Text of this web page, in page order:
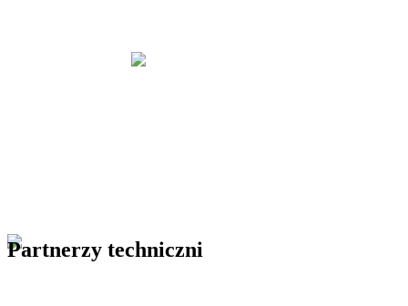
Partnerzy techniczni